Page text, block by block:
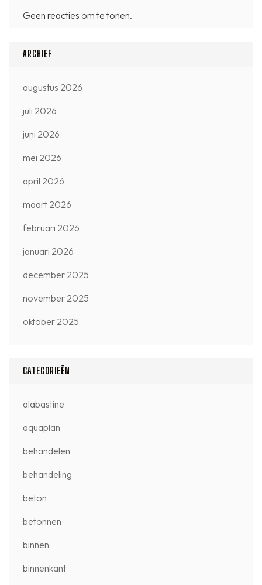
Geen reacties om te tonen.
ARCHIEF
augustus 2026
juli 2026
juni 2026
mei 2026
april 2026
maart 2026
februari 2026
januari 2026
december 2025
november 2025
oktober 2025
CATEGORIEËN
alabastine
aquaplan
behandelen
behandeling
beton
betonnen
binnen
binnenkant